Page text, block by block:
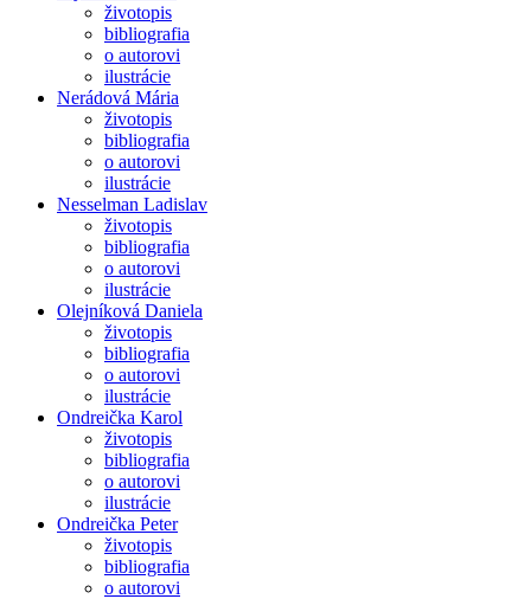
životopis
bibliografia
o autorovi
ilustrácie
Nerádová Mária
životopis
bibliografia
o autorovi
ilustrácie
Nesselman Ladislav
životopis
bibliografia
o autorovi
ilustrácie
Olejníková Daniela
životopis
bibliografia
o autorovi
ilustrácie
Ondreička Karol
životopis
bibliografia
o autorovi
ilustrácie
Ondreička Peter
životopis
bibliografia
o autorovi